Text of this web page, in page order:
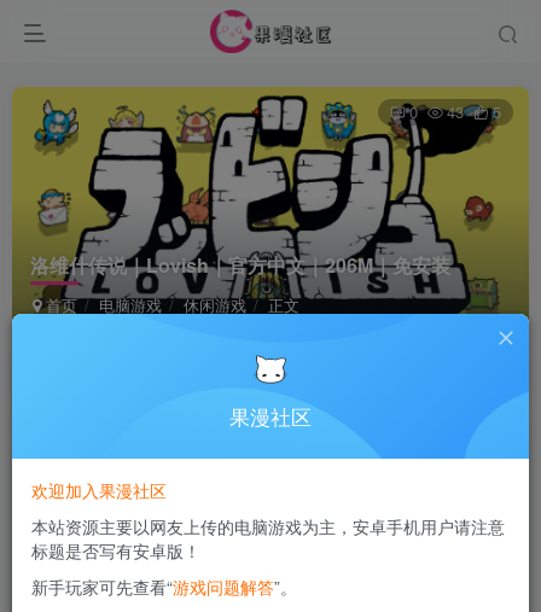
洛维什传说｜Lovish｜官方中文｜206M｜免安装
首页 电脑游戏 休闲游戏 正文
0 43 5
此内容为付费资源，请付费后查看
10
果漫社区
欢迎加入果漫社区
本站资源主要以网友上传的电脑游戏为主，安卓手机用户请注意
标题是否写有安卓版！
新手玩家可先查看“游戏问题解答”。